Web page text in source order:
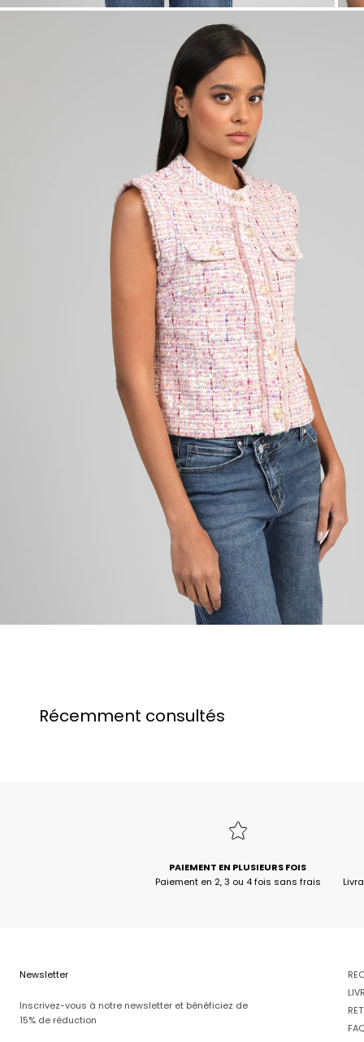
Récemment consultés
PAIEMENT EN PLUSIEURS FOIS
Paiement en 2, 3 ou 4 fois sans frais
Newsletter
Inscrivez-vous à notre newsletter et bénéficiez de
15% de réduction